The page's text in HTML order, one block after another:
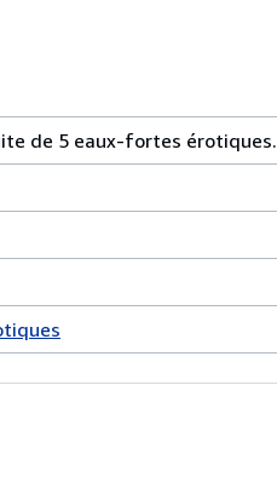
de 5 eaux-fortes érotiques.